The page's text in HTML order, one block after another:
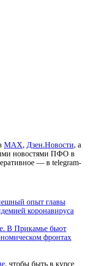
МАХ, Дзен.Новости, а
новостями ПФО в
— в telegram-
опыт главы
коронавируса
В Прикамье бьют
фронтах
, чтобы быть в курсе